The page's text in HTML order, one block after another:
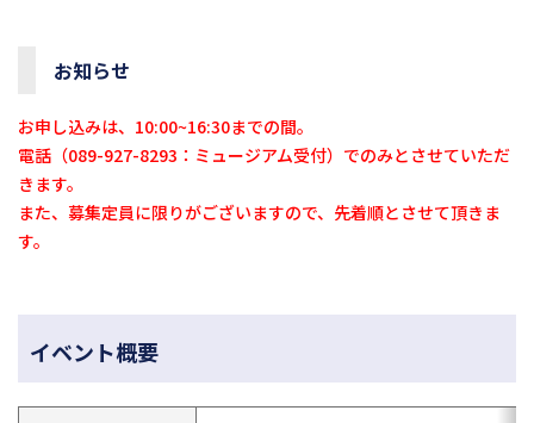
お知らせ
お申し込みは、10:00~16:30までの間。
電話（089-927-8293：ミュージアム受付）でのみとさせていただ
きます。
また、募集定員に限りがございますので、先着順とさせて頂きま
す。
イベント概要